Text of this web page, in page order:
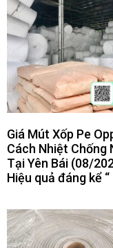
Giá Mút Xốp Pe
Cách Nhiệt Chống
Tại Yên Bái (08/
Hiệu quả đáng kể “